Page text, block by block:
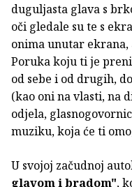
duguljasta glava s
oči gledale su te s
onima unutar
Poruka koju ti je
od sebe i od drugih,
(kao oni na vlasti, na
odjela,
muziku, koja će ti
U svojoj začudnoj
glavom i bradom",